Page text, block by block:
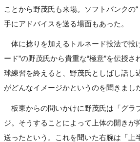
ことから野茂氏も来場。ソフトバンクの
手にアドバイスを送る場面もあった。
体に捻りを加えるトルネード投法で投
ード”の野茂氏から貴重な“極意”を伝授
球練習を終えると、野茂氏としばし話し
がどんなイメージかというのを聞きまし
板東からの問いかけに野茂氏は「グラ
ジ。そうすることによって上体の開きが
送ったという。これを聞いた右腕は「上